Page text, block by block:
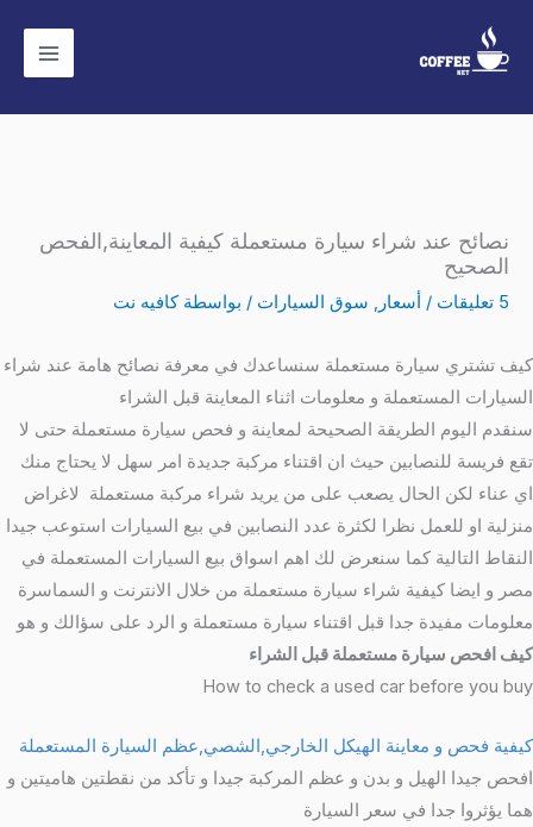
المحتوى
نصائح عند شراء سيارة مستعملة كيفية المعاينة,الفحص
الصحيح
5 تعليقات / أسعار , سوق السيارات / بواسطة كافيه نت
كيف تشتري سيارة مستعملة سنساعدك في معرفة نصائح هامة عند شراء
السيارات المستعملة و معلومات اثناء المعاينة قبل الشراء
سنقدم اليوم الطريقة الصحيحة لمعاينة و فحص سيارة مستعملة حتى لا
تقع فريسة للنصابين حيث ان اقتناء مركبة جديدة امر سهل لا يحتاج منك
اي عناء لكن الحال يصعب على من يريد شراء مركبة مستعملة لاغراض
منزلية او للعمل نظرا لكثرة عدد النصابين في بيع السيارات استوعب جيدا
النقاط التالية كما سنعرض لك اهم اسواق بيع السيارات المستعملة في
مصر و ايضا كيفية شراء سيارة مستعملة من خلال الانترنت و السماسرة
معلومات مفيدة جدا قبل اقتناء سيارة مستعملة و الرد على سؤالك و هو
كيف افحص سيارة مستعملة قبل الشراء
How to check a used car before you buy
كيفية فحص و معاينة الهيكل الخارجي,الشصي,عظم السيارة المستعملة
افحص جيدا الهيل و بدن و عظم المركبة جيدا و تأكد من نقطتين هاميتين و
هما يؤثروا جدا في سعر السيارة